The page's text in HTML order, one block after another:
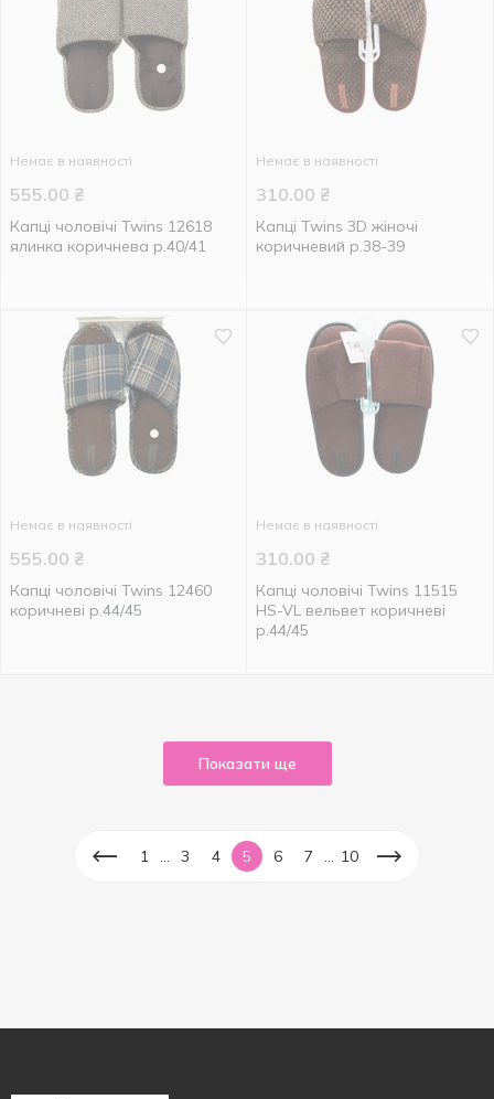
Немає в наявності
555.00 ₴
Капці чоловічі Twins 12618
ялинка коричнева р.40/41
Немає в наявності
310.00 ₴
Капці Twins 3D жіночі
коричневий р.38-39
Немає в наявності
555.00 ₴
Капці чоловічі Twins 12460
коричневі р.44/45
Немає в наявності
310.00 ₴
Капці чоловічі Twins 11515
HS-VL вельвет коричневі
р.44/45
Показати ще
1 3 4 5 6 7 10